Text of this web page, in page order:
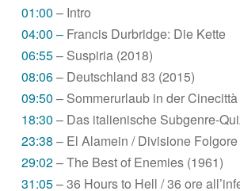
01:00 – Intro
04:00 – Francis Durbridge: Die Kette
06:55– Suspiria (2018)
08:06– Deutschland 83 (2015)
09:50 – Sommerurlaub in der Cinecittà
18:30 – Das italienische Subgenre-
23:38 – El Alamein / Divisione
29:02– The Best of Enemies (1961)
31:05– 36 Hours to Hell / 36 ore